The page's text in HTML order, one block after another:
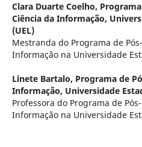
Clara Duarte Coelho,
Ciência da Informação,
(UEL)
Mestranda do Programa de
Informação na Universidade
Linete Bartalo, Programa de
Informação, Universidade
Professora do Programa de
Informação na Universidade